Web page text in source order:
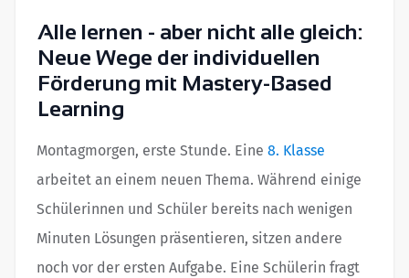
Alle lernen - aber nicht alle gleich:
Neue Wege der individuellen
Förderung mit Mastery-Based
Learning
Montagmorgen, erste Stunde. Eine 8. Klasse
arbeitet an einem neuen Thema. Während einige
Schülerinnen und Schüler bereits nach wenigen
Minuten Lösungen präsentieren, sitzen andere
noch vor der ersten Aufgabe. Eine Schülerin fragt